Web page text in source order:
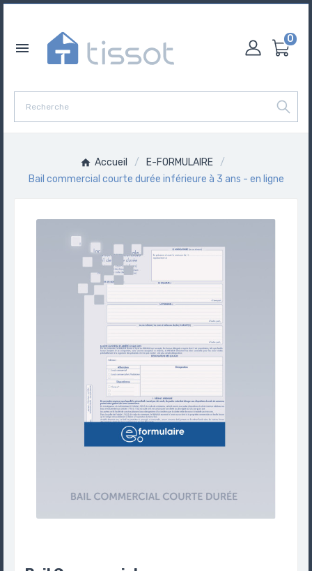

0
Accueil
E-FORMULAIRE
Bail commercial courte durée inférieure à 3 ans - en ligne